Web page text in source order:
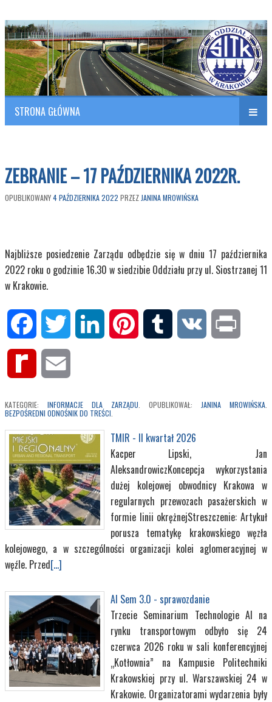
SITK RP Oddział w KRAKOWIE
Polish Association of Engineers & Technicians of Transportation
STRONA GŁÓWNA
ZEBRANIE – 17 PAŹDZIERNIKA 2022R.
OPUBLIKOWANY4 PAŹDZIERNIKA 2022 PRZEZ JANINA MROWIŃSKA
Najbliższe posiedzenie Zarządu odbędzie się w dniu 17 października
2022 roku o godzinie 16.30 w siedzibie Oddziału przy ul. Siostrzanej 11
w Krakowie.
Facebook Twitter LinkedIn Pinterest Tumblr VK
Rediff
KATEGORIE: INFORMACJE DLA ZARZĄDU . OPUBLIKOWAŁ: JANINA MROWIŃSKA
BEZPOŚREDNI ODNOŚNIK DO TREŚCI
TMIR - II kwartał 2026
Kacper Lipski, Jan
AleksandrowiczKoncepcja wykorzystania
dużej kolejowej obwodnicy Krakowa w
regularnych przewozach pasażerskich w
formie linii okrężnejStreszczenie: Artykuł
porusza tematykę krakowskiego węzła
kolejowego, a w szczególności organizacji kolei aglomeracyjnej w
węźle. Przed[...]
AI Sem 3.0 - sprawozdanie
Trzecie Seminarium Technologie AI na
rynku transportowym odbyło się 24
czerwca 2026 roku w sali konferencyjnej
„Kotłownia” na Kampusie Politechniki
Krakowskiej przy ul. Warszawskiej 24 w
Krakowie. Organizatorami wydarzenia były